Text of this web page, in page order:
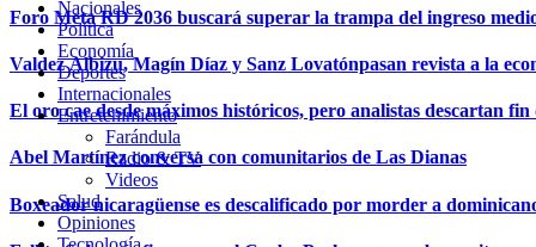
Foro Meta RD 2036 buscará superar la trampa del ingreso
Valdez Albizu, Magín Díaz y Sanz Lovatónpasan revista a la
El oro cae desde máximos históricos, pero analistas descartan fin
Abel Martínez conversa con comunitarios de Las Dianas
Boxeador nicaragüense es descalificado por morder a
Nacionales
Política
Economía
Deportes
Internacionales
Entretenimiento
Farándula
Radio & TV
Videos
Salud
Opiniones